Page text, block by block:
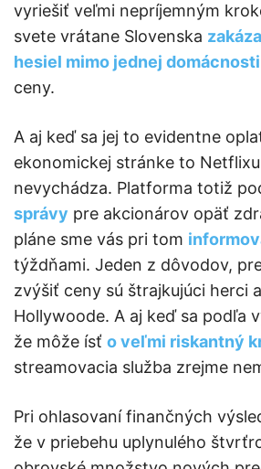
vyriešiť veľmi nepríjemným
svete vrátane Slovenska
hesiel mimo jednej domácnosti
ceny.
A aj keď sa jej to evidentne
ekonomickej stránke to
nevychádza. Platforma totiž
správy pre akcionárov opäť
pláne sme vás pri tom
týždňami. Jeden z dôvodov,
zvýšiť ceny sú štrajkujúci herci
Hollywoode. A aj keď sa podľa
že môže ísť o veľmi riskantný
streamovacia služba zrejme
Pri ohlasovaní finančných
že v priebehu uplynulého